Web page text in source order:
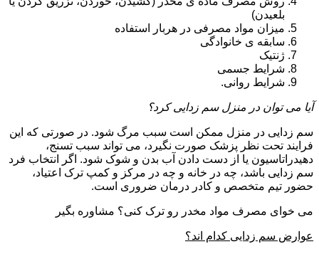
بلعیدن)
میزان مواد مصرفی در هربار استفاده
سابقه ی خانوادگی
ژنتیک
شرایط جسمی
شرایط روانی.
آیا می توان در منزل سم زدایی کرد؟
سم زدایی در منزل ممکن است سبب مرگ شود. در صورتی که این
فرایند تحت نظر پزشک صورت نگیرد، می تواند سبب تسنج،
دهیدراتاسیون یا از دست دادن آب بدن و شوک شود. اگر انتخاب فرد
سم زدایی باشد، چه در خانه و چه در مرکز و کمپ ترک اعتیاد،
حضور تیم متخصص و کادر درمان ضروری است.
می خوای مصرف مواد مخدر رو ترک کنی؟ مشاوره بگیر
عوارض سم زدایی کدام اند؟